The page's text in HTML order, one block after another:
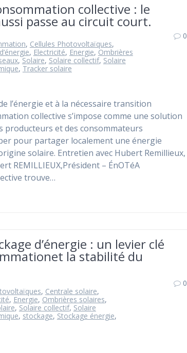
collective : le
passe au circuit court.
, Cellules Photovoltaïques,
, Electricité, Energie, Ombrières
,Solaire, Solaire collectif, Solaire
, Tracker solaire
0
l’énergie et à la nécessaire transition
collective s’impose comme une solution
producteurs et des consommateurs
pour partager localement une énergie
solaire. Entretien avec Hubert Remillieux,
REMILLIEUX,Président – ÉnOTéA
trouve…
d’énergie : un levier clé
la stabilité du
, Centrale solaire,
, Energie, Ombrières solaires,
, Solaire collectif, Solaire
, stockage, Stockage énergie,
0